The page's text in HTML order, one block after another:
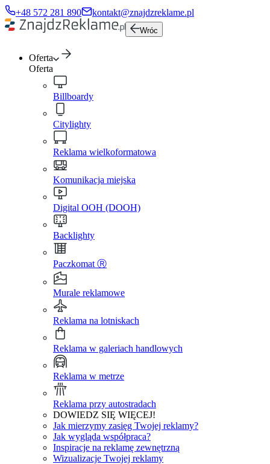
+48 572 281 890 kontakt@znajdzreklame.pl
Wróc
Oferta
Oferta
Billboardy
Citylighty
Reklama wielkoformatowa
Komunikacja miejska
Digital OOH (DOOH)
Backlighty
Paczkomat Ⓡ
Murale reklamowe
Reklama na lotniskach
Reklama w galeriach handlowych
Reklama w metrze
Reklama przy autostradach
DOWIEDZ SIĘ WIĘCEJ!
Jak mierzymy zasięg Twojej reklamy?
Jak wygląda współpraca?
Inspiracje na reklamę zewnętrzną
Wizualizacje Twojej reklamy